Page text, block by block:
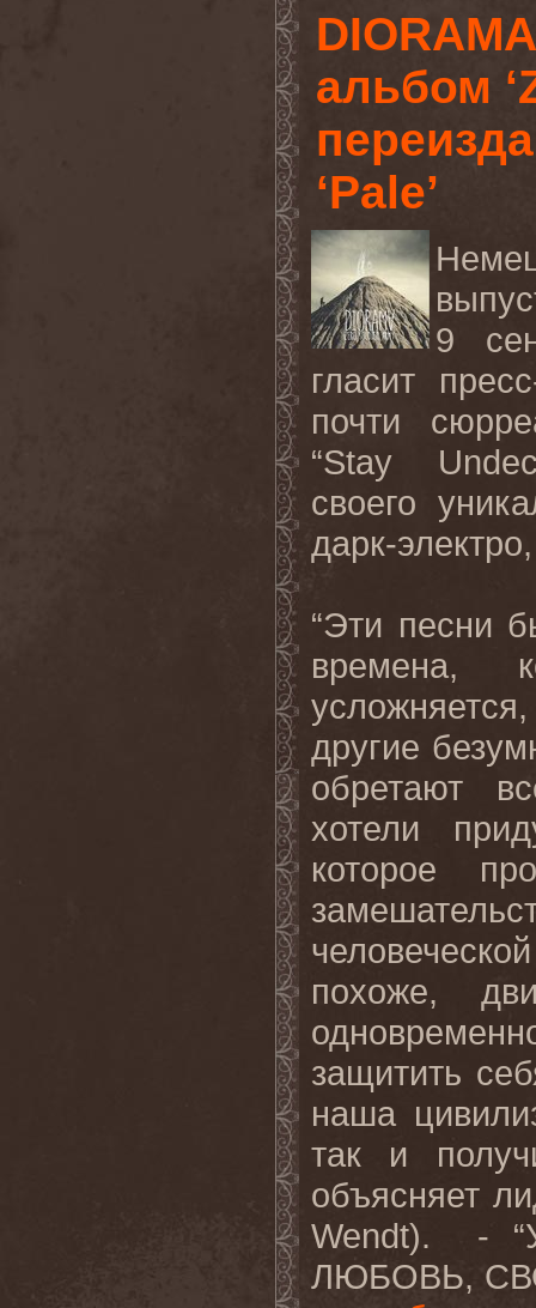
альбом
‘Pale’
9
гласит
почти
“Stay
своего
дарк-
“Эти песни
времена,
другие
обретают
хотели
которое
похоже,
защитить
наша
так и
объясняет
Wendt). -
ЛЮБОВЬ,